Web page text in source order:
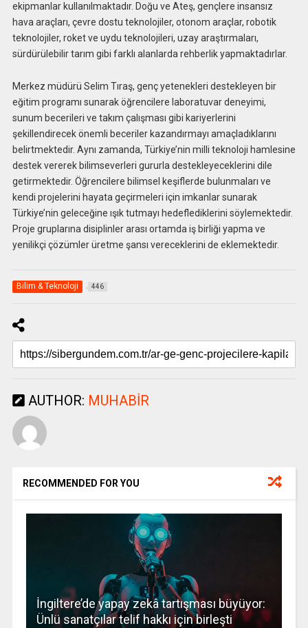
ekipmanlar kullanılmaktadır. Doğu ve Ateş, gençlere insansız
hava araçları, çevre dostu teknolojiler, otonom araçlar, robotik
teknolojiler, roket ve uydu teknolojileri, uzay araştırmaları,
sürdürülebilir tarım gibi farklı alanlarda rehberlik yapmaktadırlar.
Merkez müdürü Selim Tıraş, genç yetenekleri destekleyen bir
eğitim programı sunarak öğrencilere laboratuvar deneyimi,
sunum becerileri ve takım çalışması gibi kariyerlerini
şekillendirecek önemli beceriler kazandırmayı amaçladıklarını
belirtmektedir. Aynı zamanda, Türkiye’nin milli teknoloji hamlesine
destek vererek bilimseverleri gururla destekleyeceklerini dile
getirmektedir. Öğrencilere bilimsel keşiflerde bulunmaları ve
kendi projelerini hayata geçirmeleri için imkanlar sunarak
Türkiye’nin geleceğine ışık tutmayı hedeflediklerini söylemektedir.
Proje gruplarına disiplinler arası ortamda iş birliği yapma ve
yenilikçi çözümler üretme şansı vereceklerini de eklemektedir.
Bilim & Teknoloji 446
AUTHOR: MUHABIR
RECOMMENDED FOR YOU
İngiltere’de yapay zekâ tartışması büyüyor:
Ünlü sanatçılar telif hakkı için birleşti